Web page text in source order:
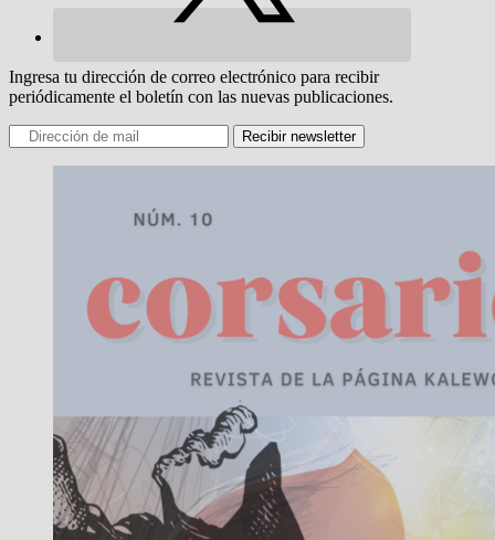
Ingresa tu dirección de correo electrónico para recibir
periódicamente el boletín con las nuevas publicaciones.
Recibir newsletter